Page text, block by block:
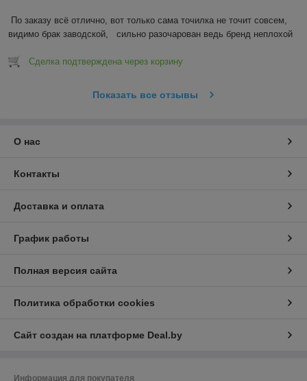
По заказу всё отлично, вот только сама точилка не точит совсем,
видимо брак заводской,   сильно разочарован ведь бренд неплохой
Сделка подтверждена через корзину
Показать все отзывы
О нас
Контакты
Доставка и оплата
График работы
Полная версия сайта
Политика обработки cookies
Сайт создан на платформе Deal.by
Информация для покупателя